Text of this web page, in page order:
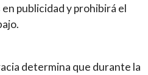
publicidad y prohibirá el
determina que durante la